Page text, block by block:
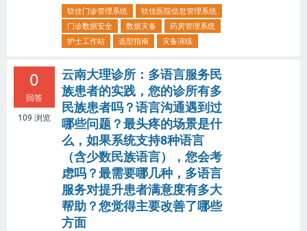
软佳门诊管理系统
软佳医院信息管理系统
门诊数据安全
数据灾备
药房管理系统
护士工作站
选型指南 灾备演练
0
回答
109 浏览
云南大理诊所：多语言服务民
族患者的实践，您的诊所有多
民族患者吗？语言沟通遇到过
哪些问题？最头疼的场景是什
么，如果系统支持8种语言
（含少数民族语言），您会考
虑吗？最需要哪几种，多语言
服务对提升患者满意度有多大
帮助？您觉得主要改善了哪些
方面